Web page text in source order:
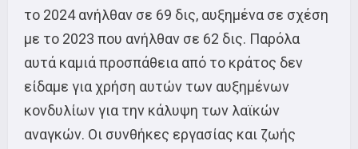
το 2024 ανήλθαν σε 69 δις, αυξημένα σε σχέση
με το 2023 που ανήλθαν σε 62 δις. Παρόλα
αυτά καμιά προσπάθεια από το κράτος δεν
είδαμε για χρήση αυτών των αυξημένων
κονδυλίων για την κάλυψη των λαϊκών
αναγκών. Οι συνθήκες εργασίας και ζωής